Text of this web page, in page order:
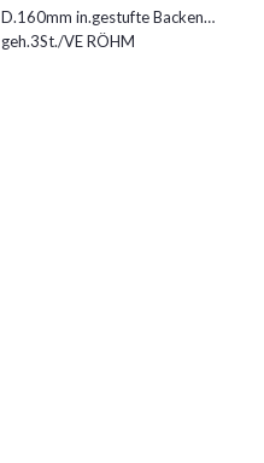
D.160mm in.gestufte Backen
geh.3St./VE RÖHM